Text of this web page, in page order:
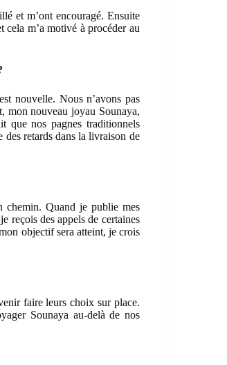
et m’ont encouragé. Ensuite
cela m’a motivé à procéder au
nouvelle. Nous n’avons pas
mon nouveau joyau Sounaya,
que nos pagnes traditionnels
retards dans la livraison de
chemin. Quand je publie mes
reçois des appels de certaines
objectif sera atteint, je crois
faire leurs choix sur place.
Sounaya au-delà de nos